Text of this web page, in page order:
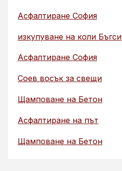
Асфалтиране София
изкупуване на коли Бъгси
Асфалтиране София
Соев восък за свещи
Щамповане на Бетон
Асфалтиране на път
Щамповане на Бетон